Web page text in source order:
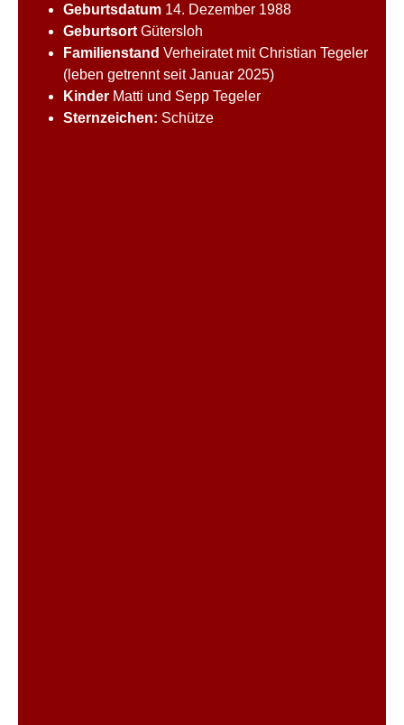
Geburtsdatum 14. Dezember 1988
Geburtsort Gütersloh
Familienstand Verheiratet mit Christian Tegeler
(leben getrennt seit Januar 2025)
Kinder Matti und Sepp Tegeler
Sternzeichen: Schütze